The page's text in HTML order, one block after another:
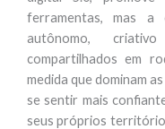
ferramentas, mas a
autônomo,
compartilhados em
medida que dominam
se sentir mais
seus próprios